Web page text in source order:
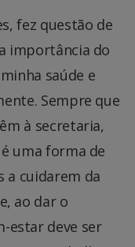
fez questão de
importância do
saúde e
Sempre que
à secretaria,
uma forma de
a cuidarem da
ao dar o
estar deve ser